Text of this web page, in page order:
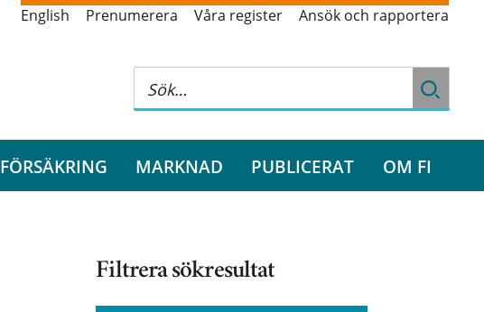
English Prenumerera Våra register Ansök och rapportera
FÖRSÄKRING MARKNAD PUBLICERAT OM FI
Filtrera sökresultat